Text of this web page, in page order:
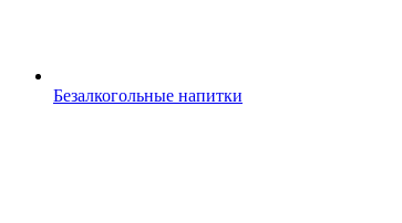
Безалкогольные напитки